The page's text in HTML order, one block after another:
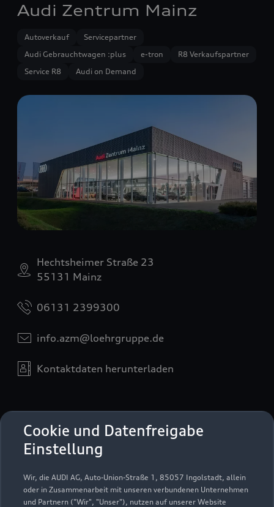
Cookie und Datenfreigabe
Einstellung
Wir, die AUDI AG, Auto-Union-Straße 1, 85057 Ingolstadt, allein
oder in Zusammenarbeit mit unseren verbundenen Unternehmen
und Partnern ("Wir", "Unser"), nutzen auf unserer Website
Audi Zentrum Mainz
Autoverkauf
Servicepartner
Audi Gebrauchtwagen :plus
e-tron
R8 Verkaufspartner
Service R8
Audi on Demand
Hechtsheimer Straße 23
55131 Mainz
06131 2399300
info.azm@loehrgruppe.de
Kontaktdaten herunterladen
Öffnungszeiten
Geschlossen ,öffnet am Freitag 07:00